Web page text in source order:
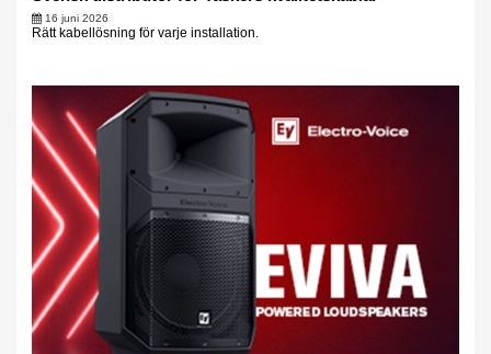
16 juni 2026
Rätt kabellösning för varje installation.